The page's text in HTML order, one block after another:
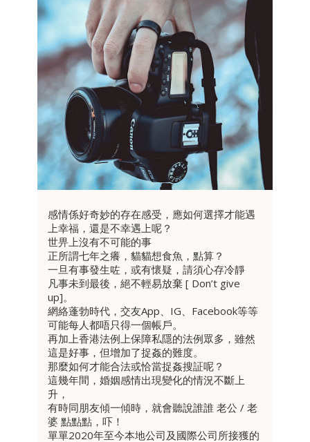
感情係好奇妙的存在感受，應如何選擇才能遇
上幸福，還是不幸遇上呢？
世畀上沒有不可能的事
正所謂七年之癢，貓貓想食魚，點算？
一旦有事發生咗，或有懷疑，請須心存冷靜
凡事未到最後，絕不輕易放棄 [ Don’t give
up]。
網絡蓬勃時代，交友App、IG、Facebook等等
可能每人都唔只得一個帳戶。
再加上香港法例上保障私隱的法例眾多，雖然
這是好事，但增加了捉姦的難度。
那麼如何才能合法或恰當捉姦搜証呢？
這幾年間，婚姻感情出現變化的情況不斷上
升，
有時同朋友傾一傾時，就會聽說誰誰 老公 / 老
婆 點點點，吓！
單單2020年至今本地公司及國際公司所接獲的